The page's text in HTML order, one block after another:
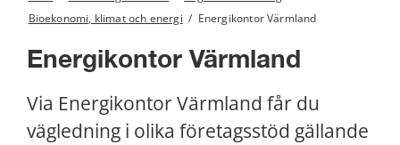
Bioekonomi, klimat och energi / Energikontor Värmland
Energikontor Värmland
Via Energikontor Värmland får du
vägledning i olika företagsstöd gällande